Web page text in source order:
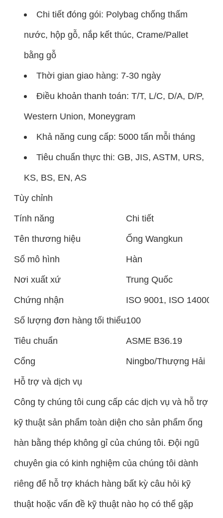
Chi tiết đóng gói: Polybag chống thấm
nước, hộp gỗ, nắp kết thúc, Crame/Pallet
bằng gỗ
Thời gian giao hàng: 7-30 ngày
Điều khoản thanh toán: T/T, L/C, D/A, D/P,
Western Union, Moneygram
Khả năng cung cấp: 5000 tấn mỗi tháng
Tiêu chuẩn thực thi: GB, JIS, ASTM, URS,
KS, BS, EN, AS
Tùy chỉnh
Tính năng
Chi tiết
Tên thương hiệu
Ống Wangkun
Số mô hình
Hàn
Nơi xuất xứ
Trung Quốc
Chứng nhận
ISO 9001, ISO 140001,
Số lượng đơn hàng tối thiểu100
Tiêu chuẩn
ASME B36.19
Cổng
Ningbo/Thượng Hải
Hỗ trợ và dịch vụ
Công ty chúng tôi cung cấp các dịch vụ và hỗ trợ
kỹ thuật sản phẩm toàn diện cho sản phẩm ống
hàn bằng thép không gỉ của chúng tôi. Đội ngũ
chuyên gia có kinh nghiệm của chúng tôi dành
riêng để hỗ trợ khách hàng bất kỳ câu hỏi kỹ
thuật hoặc vấn đề kỹ thuật nào họ có thể gặp